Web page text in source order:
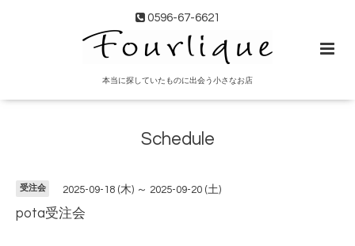
0596-67-6621
本当に探していたものに出会う小さなお店
Schedule
受注会 2025-09-18 (木) ～ 2025-09-20 (土)
pota受注会